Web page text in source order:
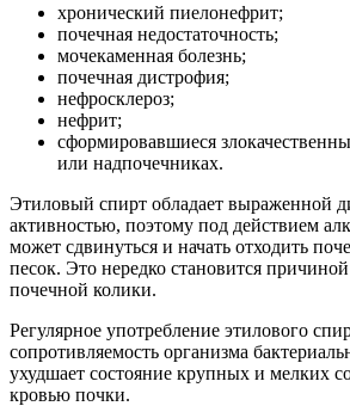
хронический пиелонефрит;
почечная недостаточность;
мочекаменная болезнь;
почечная дистрофия;
нефросклероз;
нефрит;
сформировавшиеся
или надпочечниках.
Этиловый спирт обладает выраженной
активностью, поэтому под действием
может сдвинуться и начать отходить
песок. Это нередко становится
почечной колики.
Регулярное употребление этилового
сопротивляемость организма
ухудшает состояние крупных и мелких
кровью почки.